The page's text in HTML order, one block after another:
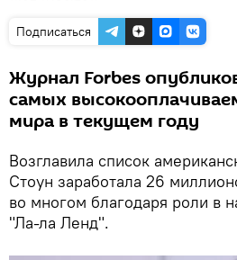
Подписаться
Журнал Forbes
самых
мира в текущем году
Возглавила список
Стоун заработала 26
во многом благодаря роли в
"Ла-ла Ленд".